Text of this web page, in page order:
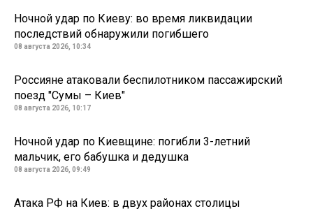
Ночной удар по Киеву: во время ликвидации
последствий обнаружили погибшего
08 августа 2026, 10:34
Россияне атаковали беспилотником пассажирский
поезд "Сумы – Киев"
08 августа 2026, 10:17
Ночной удар по Киевщине: погибли 3-летний
мальчик, его бабушка и дедушка
08 августа 2026, 09:49
Атака РФ на Киев: в двух районах столицы